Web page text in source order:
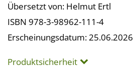
Übersetzt von: Helmut Ertl
ISBN 978-3-98962-111-4
Erscheinungsdatum: 25.06.2026
Produktsicherheit